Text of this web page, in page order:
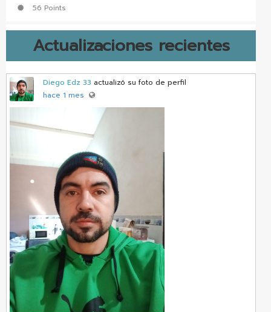
56 Points
Actualizaciones recientes
Diego Edz 33 actualizó su foto de perfil
hace 1 mes